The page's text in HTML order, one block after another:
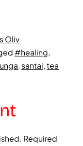
Oliv
#healing,
, santai,tea
Required